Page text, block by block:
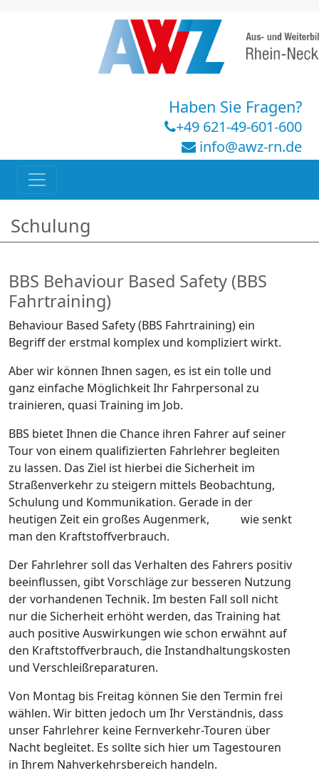
Haben Sie Fragen?
+49 621-49-601-600
info@awz-rn.de
Schulung
BBS Behaviour Based Safety (BBS
Fahrtraining)
Behaviour Based Safety (BBS Fahrtraining) ein
Begriff der erstmal komplex und kompliziert wirkt.
Aber wir können Ihnen sagen, es ist ein tolle und
ganz einfache Möglichkeit Ihr Fahrpersonal zu
trainieren, quasi Training im Job.
BBS bietet Ihnen die Chance ihren Fahrer auf seiner
Tour von einem qualifizierten Fahrlehrer begleiten
zu lassen. Das Ziel ist hierbei die Sicherheit im
Straßenverkehr zu steigern mittels Beobachtung,
Schulung und Kommunikation. Gerade in der
heutigen Zeit ein großes Augenmerk, wie senkt
man den Kraftstoffverbrauch.
Der Fahrlehrer soll das Verhalten des Fahrers positiv
beeinflussen, gibt Vorschläge zur besseren Nutzung
der vorhandenen Technik. Im besten Fall soll nicht
nur die Sicherheit erhöht werden, das Training hat
auch positive Auswirkungen wie schon erwähnt auf
den Kraftstoffverbrauch, die Instandhaltungskosten
und Verschleißreparaturen.
Von Montag bis Freitag können Sie den Termin frei
wählen. Wir bitten jedoch um Ihr Verständnis, dass
unser Fahrlehrer keine Fernverkehr-Touren über
Nacht begleitet. Es sollte sich hier um Tagestouren
in Ihrem Nahverkehrsbereich handeln.